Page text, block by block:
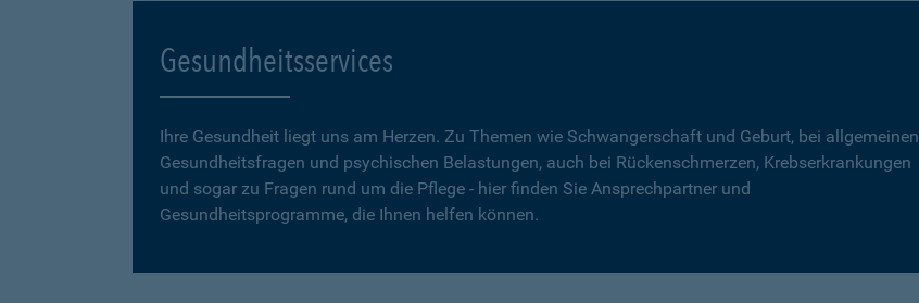
Gesundheitsservices
Ihre Gesundheit liegt uns am Herzen. Zu Themen wie Schwangerschaft und Geburt, bei allgemeinen
Gesundheitsfragen und psychischen Belastungen, auch bei Rückenschmerzen, Krebserkrankungen
und sogar zu Fragen rund um die Pflege - hier finden Sie Ansprechpartner und
Gesundheitsprogramme, die Ihnen helfen können.